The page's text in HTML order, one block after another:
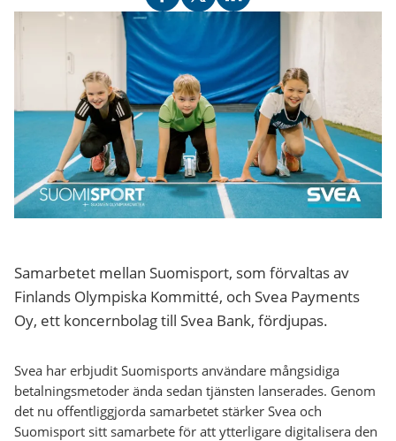
Samarbetet mellan Suomisport, som förvaltas av
Finlands Olympiska Kommitté, och Svea Payments
Oy, ett koncernbolag till Svea Bank, fördjupas.
Svea har erbjudit Suomisports användare mångsidiga
betalningsmetoder ända sedan tjänsten lanserades. Genom
det nu offentliggjorda samarbetet stärker Svea och
Suomisport sitt samarbete för att ytterligare digitalisera den